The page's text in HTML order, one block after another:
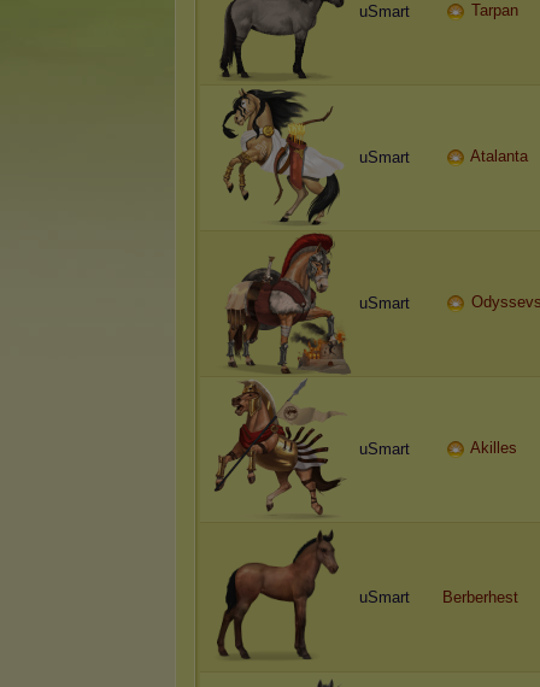
uSmart Tarpan
uSmart Atalanta
uSmart
uSmart Akilles
uSmart Berberhest